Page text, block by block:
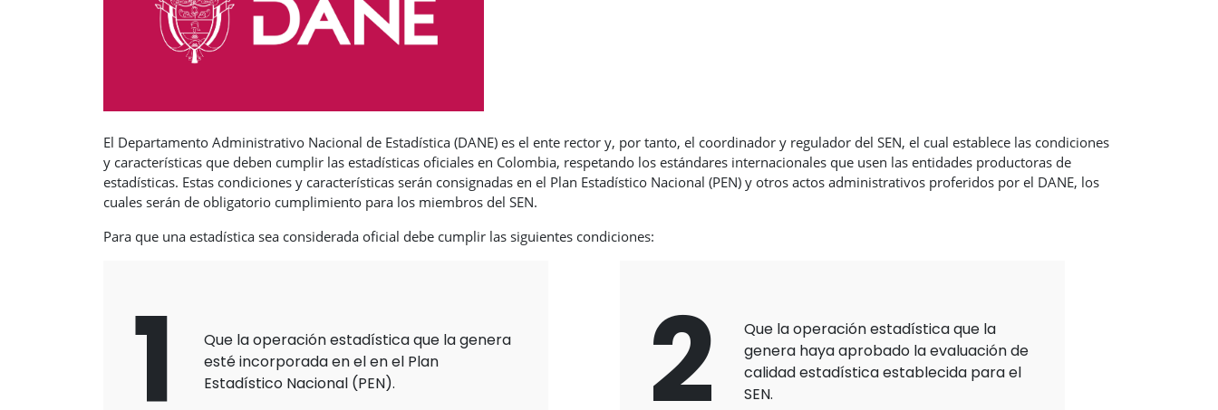
El Departamento Administrativo Nacional de Estadística (DANE) es el ente rector y, por tanto, el coordinador y regulador del SEN, el cual establece las condiciones
y características que deben cumplir las estadísticas oficiales en Colombia, respetando los estándares internacionales que usen las entidades productoras de
estadísticas. Estas condiciones y características serán consignadas en el Plan Estadístico Nacional (PEN) y otros actos administrativos proferidos por el DANE, los
cuales serán de obligatorio cumplimiento para los miembros del SEN.
Para que una estadística sea considerada oficial debe cumplir las siguientes condiciones:
1
Que la operación estadística que la genera
esté incorporada en el en el Plan
Estadístico Nacional (PEN).
2
Que la operación estadística que la
genera haya aprobado la evaluación de
calidad estadística establecida para el
SEN.